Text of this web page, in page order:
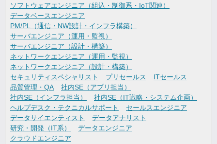
ソフトウェアエンジニア（組込・制御系・IoT関連）
データベースエンジニア
PM/PL（通信・NW設計・インフラ構築）
サーバエンジニア（運用・監視）
サーバエンジニア（設計・構築）
ネットワークエンジニア（運用・監視）
ネットワークエンジニア（設計・構築）
セキュリティスペシャリスト
プリセールス
ITセールス
品質管理・QA
社内SE（アプリ担当）
社内SE（インフラ担当）
社内SE（IT戦略・システム企画）
ヘルプデスク・テクニカルサポート
セールスエンジニア
データサイエンティスト
データアナリスト
研究・開発（IT系）
データエンジニア
クラウドエンジニア